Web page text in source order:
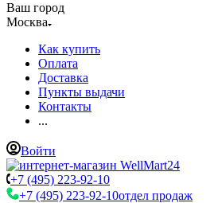
Ваш город
Москва
Как купить
Оплата
Доставка
Пункты выдачи
Контакты
...
Войти
+7 (495) 223-92-10
+7 (495) 223-92-10отдел продаж